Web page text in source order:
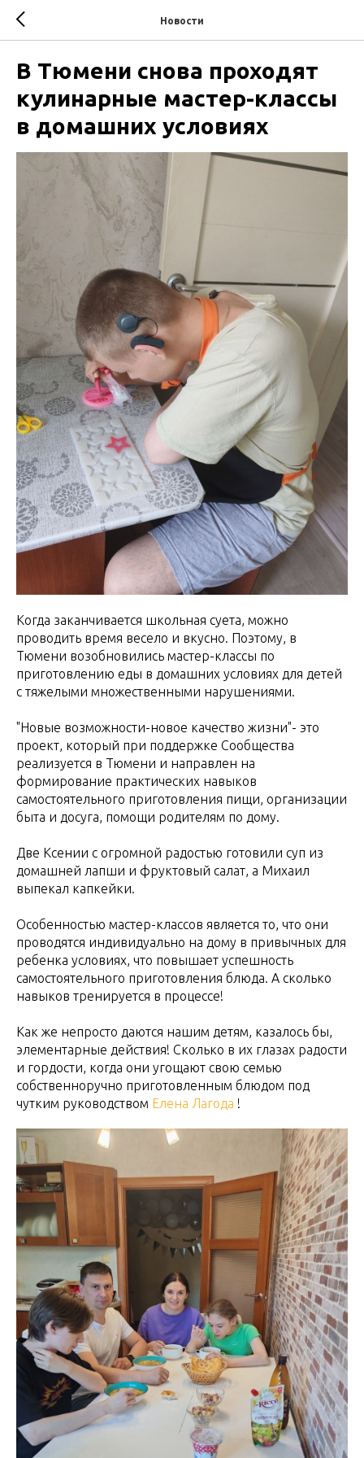
Новости
В Тюмени снова проходят
кулинарные мастер-классы
в домашних условиях
Когда заканчивается школьная суета, можно
проводить время весело и вкусно. Поэтому, в
Тюмени возобновились мастер-классы по
приготовлению еды в домашних условиях для детей
с тяжелыми множественными нарушениями.
"Новые возможности-новое качество жизни"- это
проект, который при поддержке Сообщества
реализуется в Тюмени и направлен на
формирование практических навыков
самостоятельного приготовления пищи, организации
быта и досуга, помощи родителям по дому.
Две Ксении с огромной радостью готовили суп из
домашней лапши и фруктовый салат, а Михаил
выпекал капкейки.
Особенностью мастер-классов является то, что они
проводятся индивидуально на дому в привычных для
ребенка условиях, что повышает успешность
самостоятельного приготовления блюда. А сколько
навыков тренируется в процессе!
Как же непросто даются нашим детям, казалось бы,
элементарные действия! Сколько в их глазах радости
и гордости, когда они угощают свою семью
собственноручно приготовленным блюдом под
чутким руководством Елена Лагода !